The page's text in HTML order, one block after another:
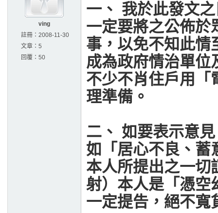
ving
註冊： 2008-11-30
文章： 5
回覆： 50
一、 我於此發文
一定要將之公佈於
事，以免不知此情
成為政府情治單位
不少不肖住戶用「
理準備。
二、 如要表示意
如「居心不良、蓄
本人所提出之一切
射）本人是「憑空
一定提告，絕不寬